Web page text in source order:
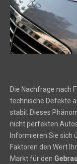
Die Nachfrage nach
technische Defekte
stabil. Dieses
nicht perfekten
Informieren Sie sich
Faktoren den Wert
Markt für den